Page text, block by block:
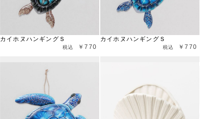
カイホヌハンギングＳ
￥770
カイホヌハンギングＳ
￥770